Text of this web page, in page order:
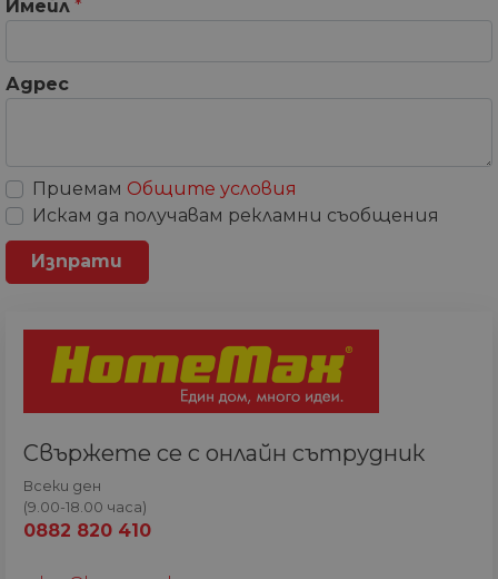
Имейл *
Адрес
Приемам Общите условия
Искам да получавам рекламни съобщения
Свържете се с онлайн сътрудник
Всеки ден
(9.00-18.00 часа)
0882 820 410